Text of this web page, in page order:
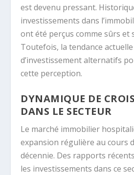
est devenu pressant.
investissements dans
ont été perçus comme sûrs et
Toutefois, la tendance
d’investissement alternatifs
cette perception.
DYNAMIQUE DE
DANS LE SECTEUR
Le marché immobilier
expansion régulière au cours
décennie. Des rapports
les investissements dans ce